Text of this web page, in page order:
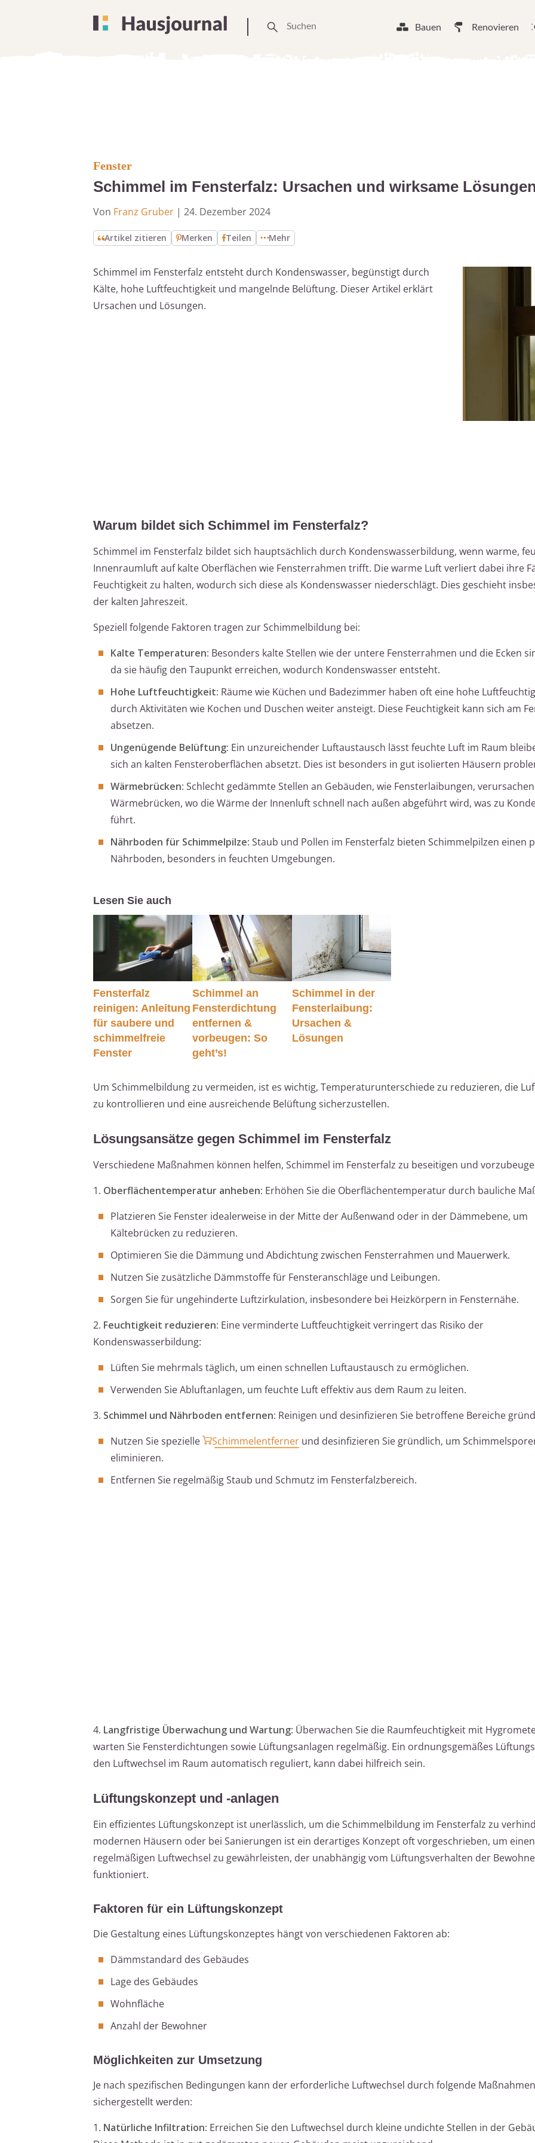
Bauen Renovieren
Fenster
Schimmel im Fensterfalz: Ursachen und wirksame
Von Franz Gruber | 24. Dezember 2024
Artikel zitieren Merken Teilen Mehr
Schimmel im Fensterfalz entsteht durch Kondenswasser, begünstigt durch
Kälte, hohe Luftfeuchtigkeit und mangelnde Belüftung. Dieser Artikel erklärt
Ursachen und Lösungen.
Warum bildet sich Schimmel im Fensterfalz?
Schimmel im Fensterfalz bildet sich hauptsächlich durch Kondenswasserbildung, wenn warme,
Innenraumluft auf kalte Oberflächen wie Fensterrahmen trifft. Die warme Luft verliert dabei ihre
Feuchtigkeit zu halten, wodurch sich diese als Kondenswasser niederschlägt. Dies geschieht
der kalten Jahreszeit.
Speziell folgende Faktoren tragen zur Schimmelbildung bei:
Kalte Temperaturen: Besonders kalte Stellen wie der untere Fensterrahmen und die Ecken
da sie häufig den Taupunkt erreichen, wodurch Kondenswasser entsteht.
Hohe Luftfeuchtigkeit: Räume wie Küchen und Badezimmer haben oft eine hohe
durch Aktivitäten wie Kochen und Duschen weiter ansteigt. Diese Feuchtigkeit kann sich am
absetzen.
Ungenügende Belüftung: Ein unzureichender Luftaustausch lässt feuchte Luft im Raum
sich an kalten Fensteroberflächen absetzt. Dies ist besonders in gut isolierten Häusern
Wärmebrücken: Schlecht gedämmte Stellen an Gebäuden, wie Fensterlaibungen, verursachen
Wärmebrücken, wo die Wärme der Innenluft schnell nach außen abgeführt wird, was zu
führt.
Nährboden für Schimmelpilze: Staub und Pollen im Fensterfalz bieten Schimmelpilzen einen
Nährboden, besonders in feuchten Umgebungen.
Lesen Sie auch
Fensterfalz
reinigen: Anleitung
für saubere und
schimmelfreie
Fenster
Schimmel an
Fensterdichtung
entfernen &
vorbeugen: So
geht’s!
Schimmel in der
Fensterlaibung:
Ursachen &
Lösungen
Um Schimmelbildung zu vermeiden, ist es wichtig, Temperaturunterschiede zu reduzieren, die
zu kontrollieren und eine ausreichende Belüftung sicherzustellen.
Lösungsansätze gegen Schimmel im Fensterfalz
Verschiedene Maßnahmen können helfen, Schimmel im Fensterfalz zu beseitigen und
1. Oberflächentemperatur anheben: Erhöhen Sie die Oberflächentemperatur durch bauliche
Platzieren Sie Fenster idealerweise in der Mitte der Außenwand oder in der Dämmebene, um
Kältebrücken zu reduzieren.
Optimieren Sie die Dämmung und Abdichtung zwischen Fensterrahmen und Mauerwerk.
Nutzen Sie zusätzliche Dämmstoffe für Fensteranschläge und Leibungen.
Sorgen Sie für ungehinderte Luftzirkulation, insbesondere bei Heizkörpern in Fensternähe.
2. Feuchtigkeit reduzieren: Eine verminderte Luftfeuchtigkeit verringert das Risiko der
Kondenswasserbildung:
Lüften Sie mehrmals täglich, um einen schnellen Luftaustausch zu ermöglichen.
Verwenden Sie Abluftanlagen, um feuchte Luft effektiv aus dem Raum zu leiten.
3. Schimmel und Nährboden entfernen: Reinigen und desinfizieren Sie betroffene Bereiche
Nutzen Sie spezielle
Schimmelentferner und desinfizieren Sie gründlich, um
eliminieren.
Entfernen Sie regelmäßig Staub und Schmutz im Fensterfalzbereich.
4. Langfristige Überwachung und Wartung: Überwachen Sie die Raumfeuchtigkeit mit
warten Sie Fensterdichtungen sowie Lüftungsanlagen regelmäßig. Ein ordnungsgemäßes
den Luftwechsel im Raum automatisch reguliert, kann dabei hilfreich sein.
Lüftungskonzept und -anlagen
Ein effizientes Lüftungskonzept ist unerlässlich, um die Schimmelbildung im Fensterfalz zu
modernen Häusern oder bei Sanierungen ist ein derartiges Konzept oft vorgeschrieben, um einen
regelmäßigen Luftwechsel zu gewährleisten, der unabhängig vom Lüftungsverhalten der
funktioniert.
Faktoren für ein Lüftungskonzept
Die Gestaltung eines Lüftungskonzeptes hängt von verschiedenen Faktoren ab:
Dämmstandard des Gebäudes
Lage des Gebäudes
Wohnfläche
Anzahl der Bewohner
Möglichkeiten zur Umsetzung
Je nach spezifischen Bedingungen kann der erforderliche Luftwechsel durch folgende Maßnahmen
sichergestellt werden:
1. Natürliche Infiltration: Erreichen Sie den Luftwechsel durch kleine undichte Stellen in der